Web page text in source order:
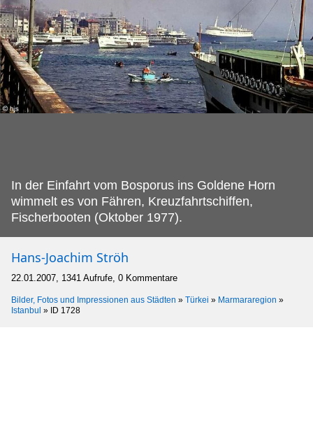
In der Einfahrt vom Bosporus ins Goldene Horn
wimmelt es von Fähren, Kreuzfahrtschiffen,
Fischerbooten (Oktober 1977).
Hans-Joachim Ströh
22.01.2007, 1341 Aufrufe, 0 Kommentare
Bilder, Fotos und Impressionen aus Städten » Türkei » Marmararegion »
Istanbul » ID 1728